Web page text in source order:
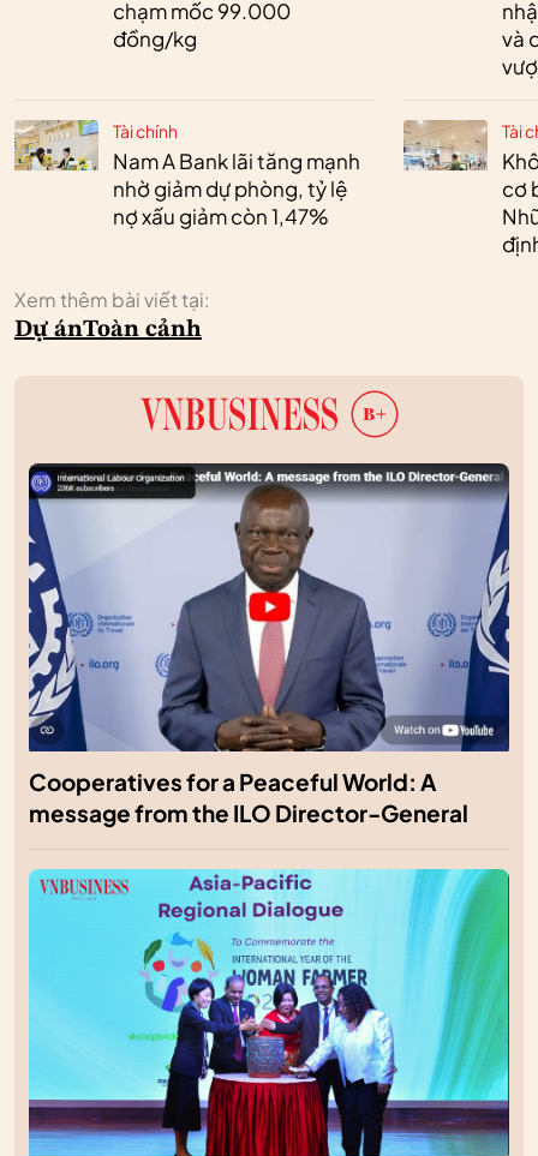
chạm mốc 99.000
đồng/kg
Tài chính
Nam A Bank lãi tăng mạnh
nhờ giảm dự phòng, tỷ lệ
nợ xấu giảm còn 1,47%
và
Tài
cơ
Xem thêm bài viết tại:
Dự ánToàn cảnh
Cooperatives for a Peaceful World: A
message from the ILO Director-General